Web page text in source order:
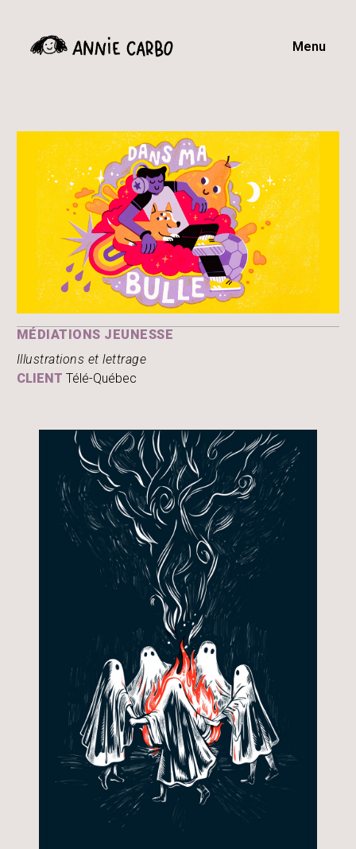
Menu
MÉDIATIONS JEUNESSE
Illustrations et lettrage
CLIENT Télé-Québec